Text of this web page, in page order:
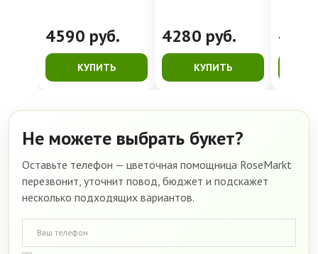
4590 руб.
КУПИТЬ
4280 руб.
КУПИТЬ
Не можете выбрать букет?
Оставьте телефон — цветочная помощница RoseMarkt
перезвонит, уточнит повод, бюджет и подскажет
несколько подходящих вариантов.